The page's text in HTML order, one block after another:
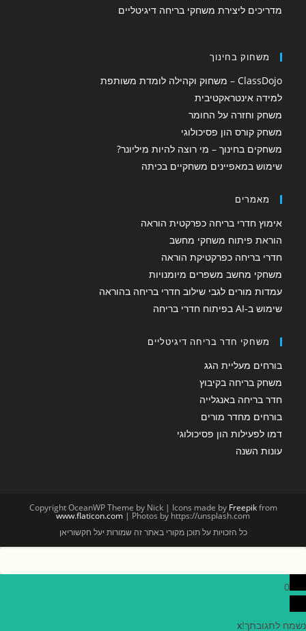
מדריכים ליצירת משחקי בריחה דיגיטליים
משחוק בחינוך
ClassDojo – משחוק וקהילה לומדת משותפת
למידה אינטראקטיבית
משחק וחזרה על החומר
משחק קורס הון פסיכולוגי
משחקים בחינוך – מי רוצה להיות מיליונר?
שימוש במאפיינים משחקיים בכיתה
מאמרים
אימוץ חדרי בריחה כפרקטית הוראה
הוראת פיתוח משחקי מחשב
חדרי בריחה כפרקטיקת הוראה
משחקי מחשב משפרים מיומנויות
עמדות מורים לגבי שילוב חדרי בריחה בהוראה
שימוש ב-AI בפיתוח חדרי בריחה
משחקי חדר בריחה דיגיטליים
בורחים מעליית הגג
משחק בריחה בקיבוץ
חדר בריחה באנגלייה
בורחים מחדר מורים
דמו לפעילות הון פסיכולוגי
עונות השנה
Copyright OceanWP Theme by Nick | Icons made by Freepikfrom
www.flaticon.com | Photos by https://unsplash.com
כל הזכויות על תוכן מקורי באתר זה שמורות יעל חקשוריאן
0
נשמח לתגובתך!x